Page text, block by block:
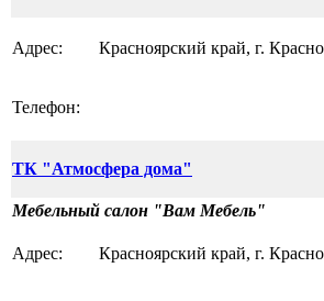
Адрес: Красноярский край, г.
Телефон:
ТК "Атмосфера дома"
Мебельный салон "Вам Мебель"
Адрес: Красноярский край, г.